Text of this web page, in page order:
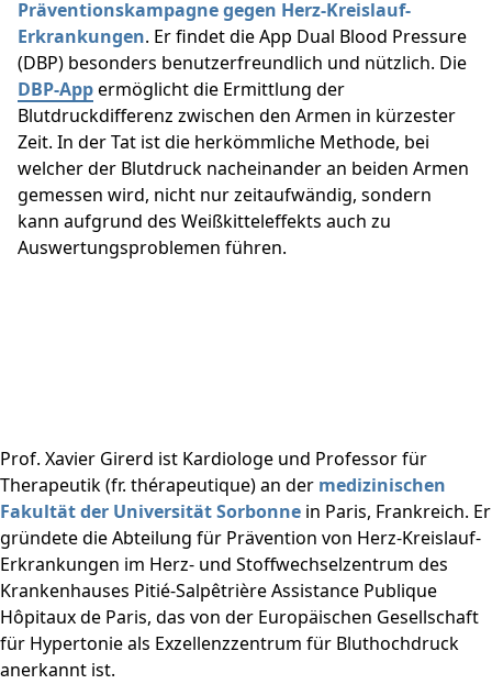
Präventionskampagne gegen Herz-Kreislauf-
Erkrankungen. Er findet die App Dual Blood Pressure
(DBP) besonders benutzerfreundlich und nützlich. Die
DBP-Appermöglicht die Ermittlung der
Blutdruckdifferenz zwischen den Armen in kürzester
Zeit. In der Tat ist die herkömmliche Methode, bei
welcher der Blutdruck nacheinander an beiden Armen
gemessen wird, nicht nur zeitaufwändig, sondern
kann aufgrund des Weißkitteleffekts auch zu
Auswertungsproblemen führen.
Prof. Xavier Girerd ist Kardiologe und Professor für
Therapeutik (fr. thérapeutique) an der medizinischen
Fakultät der Universität Sorbonne in Paris, Frankreich. Er
gründete die Abteilung für Prävention von Herz-Kreislauf-
Erkrankungen im Herz- und Stoffwechselzentrum des
Krankenhauses Pitié-Salpêtrière Assistance Publique
Hôpitaux de Paris, das von der Europäischen Gesellschaft
für Hypertonie als Exzellenzzentrum für Bluthochdruck
anerkannt ist.